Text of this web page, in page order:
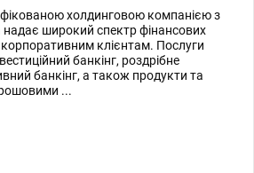
холдинговою компанією з
надає широкий спектр фінансових
клієнтам. Послуги
банкінг, роздрібне
банкінг, а також продукти та
...